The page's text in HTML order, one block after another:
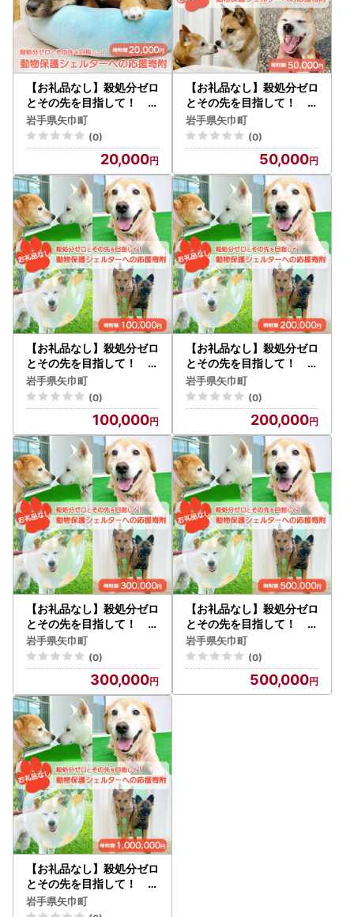
【お礼品なし】殺処分ゼロ
とその先を目指して！ 動
物保護シェルターへの応援
寄附 20,000円/応援寄
付金 返礼品なし お礼の品
なし 地元支援 地域支援 ふ
るさと支援 殺処分 ゼロ 0
感謝 動物愛護 イヌ 犬 ネコ
猫 助ける命 小さな命 保護
犬 保護ネコ どうぶつ 環境
整備 ボランティア 慈善事
業 岩手県 矢巾町
岩手県矢巾町
(0)
20,000
【お礼品なし】殺処分ゼロ
とその先を目指して！ 動
物保護シェルターへの応援
寄附 50,000円/応援寄
付金 返礼品なし お礼の品
なし 地元支援 地域支援 ふ
るさと支援 殺処分 ゼロ 0
感謝 動物愛護 イヌ 犬 ネコ
猫 助ける命 小さな命 保護
犬 保護ネコ どうぶつ 環境
整備 ボランティア 慈善事
業 岩手県 矢巾町
岩手県矢巾町
(0)
50,000
【お礼品なし】殺処分ゼロ
とその先を目指して！ 動
物保護シェルターへの応援
寄附 100,000円/応援寄
付金 返礼品なし お礼の品
なし 地元支援 地域支援 ふ
るさと支援 殺処分 ゼロ 0
感謝 動物愛護 イヌ 犬 ネコ
猫 助ける命 小さな命 保護
犬 保護ネコ どうぶつ 環境
整備 ボランティア 慈善事
業 岩手県 矢巾町
岩手県矢巾町
(0)
100,000
【お礼品なし】殺処分ゼロ
とその先を目指して！ 動
物保護シェルターへの応援
寄附 200,000円/応援寄
付金 返礼品なし お礼の品
なし 地元支援 地域支援 ふ
るさと支援 殺処分 ゼロ 0
感謝 動物愛護 イヌ 犬 ネコ
猫 助ける命 小さな命 保護
犬 保護ネコ どうぶつ 環境
整備 ボランティア 慈善事
業 岩手県 矢巾町
岩手県矢巾町
(0)
200,000
【お礼品なし】殺処分ゼロ
とその先を目指して！ 動
物保護シェルターへの応援
寄附 300,000円/応援寄
付金 返礼品なし お礼の品
なし 地元支援 地域支援 ふ
るさと支援 殺処分 ゼロ 0
感謝 動物愛護 イヌ 犬 ネコ
猫 助ける命 小さな命 保護
犬 保護ネコ どうぶつ 環境
整備 ボランティア 慈善事
業 岩手県 矢巾町
岩手県矢巾町
(0)
300,000
【お礼品なし】殺処分ゼロ
とその先を目指して！ 動
物保護シェルターへの応援
寄附 500,000円/応援寄
付金 返礼品なし お礼の品
なし 地元支援 地域支援 ふ
るさと支援 殺処分 ゼロ 0
岩手県矢巾町
(0)
500,000
【お礼品なし】殺処分ゼロ
とその先を目指して！ 動
物保護シェルターへの応援
寄附 1,000,000円/応援
岩手県矢巾町